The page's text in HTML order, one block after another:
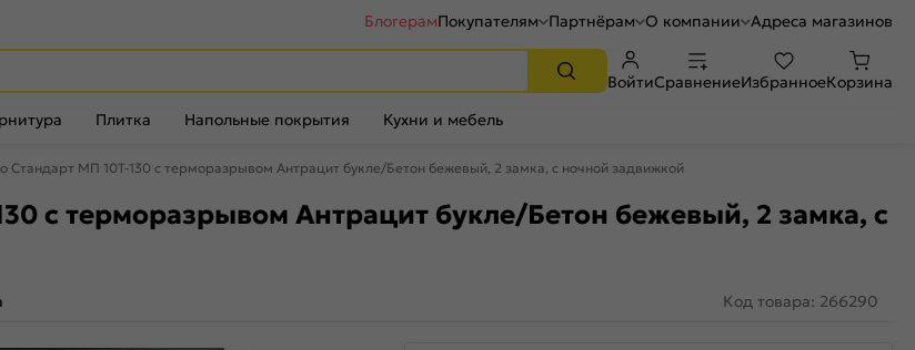
БлогерамПокупателям Партнёрам О компании Адреса магазинов
ВойтиСравнениеИзбранноеКорзина
Плитка Напольные покрытия Кухни и мебель
Стандарт МП 10T-130 с терморазрывом Антрацит букле/Бетон бежевый, 2 замка, с ночной задвижкой
с терморазрывом Антрацит букле/Бетон бежевый, 2 замка, с
Код товара: 266290